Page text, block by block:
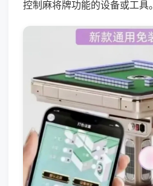
控制麻将牌功能的设备或工具。